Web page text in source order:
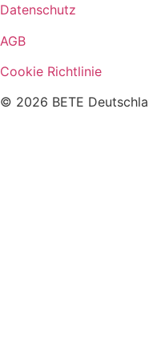
Datenschutz
AGB
Cookie Richtlinie
© 2026 BETE